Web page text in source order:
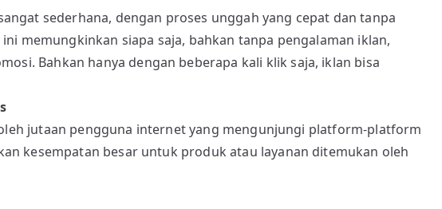
sederhana, dengan proses unggah yang cepat dan tanpa
memungkinkan siapa saja, bahkan tanpa pengalaman iklan,
Bahkan hanya dengan beberapa kali klik saja, iklan bisa
jutaan pengguna internet yang mengunjungi platform-platform
kesempatan besar untuk produk atau layanan ditemukan oleh